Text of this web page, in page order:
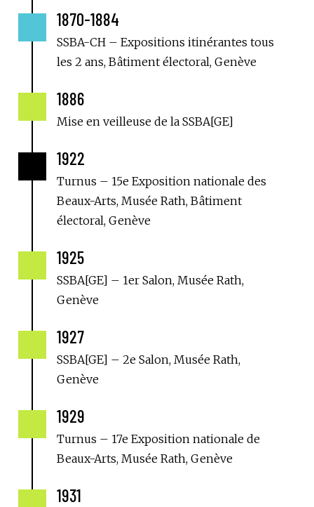
1870-1884
SSBA-CH – Expositions itinérantes tous
les 2 ans, Bâtiment électoral, Genève
1886
Mise en veilleuse de la SSBA[GE]
1922
Turnus – 15e Exposition nationale des
Beaux-Arts, Musée Rath, Bâtiment
électoral, Genève
1925
SSBA[GE] – 1er Salon, Musée Rath,
Genève
1927
SSBA[GE] – 2e Salon, Musée Rath,
Genève
1929
Turnus – 17e Exposition nationale de
Beaux-Arts, Musée Rath, Genève
1931